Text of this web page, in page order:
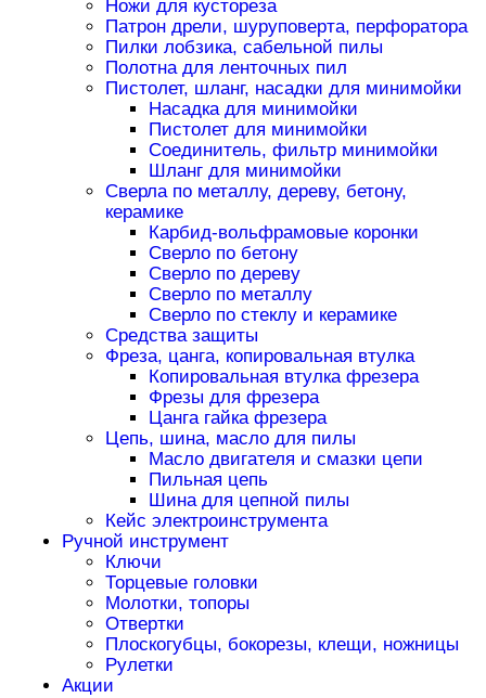
Ножи для кустореза
Патрон дрели, шуруповерта, перфоратора
Пилки лобзика, сабельной пилы
Полотна для ленточных пил
Пистолет, шланг, насадки для минимойки
Насадка для минимойки
Пистолет для минимойки
Соединитель, фильтр минимойки
Шланг для минимойки
Сверла по металлу, дереву, бетону,
керамике
Карбид-вольфрамовые коронки
Сверло по бетону
Сверло по дереву
Сверло по металлу
Сверло по стеклу и керамике
Средства защиты
Фреза, цанга, копировальная втулка
Копировальная втулка фрезера
Фрезы для фрезера
Цанга гайка фрезера
Цепь, шина, масло для пилы
Масло двигателя и смазки цепи
Пильная цепь
Шина для цепной пилы
Кейс электроинструмента
Ручной инструмент
Ключи
Торцевые головки
Молотки, топоры
Отвертки
Плоскогубцы, бокорезы, клещи, ножницы
Рулетки
Акции